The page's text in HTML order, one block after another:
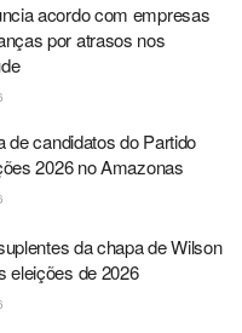
acordo com empresas
por atrasos nos
de candidatos do Partido
2026 no Amazonas
da chapa de Wilson
eleições de 2026